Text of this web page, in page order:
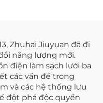
Zhuhai Jiuyuan đã đi
năng lượng mới.
điện làm sạch lưới ba
các vấn đề trong
và các hệ thống lưu
đột phá độc quyền